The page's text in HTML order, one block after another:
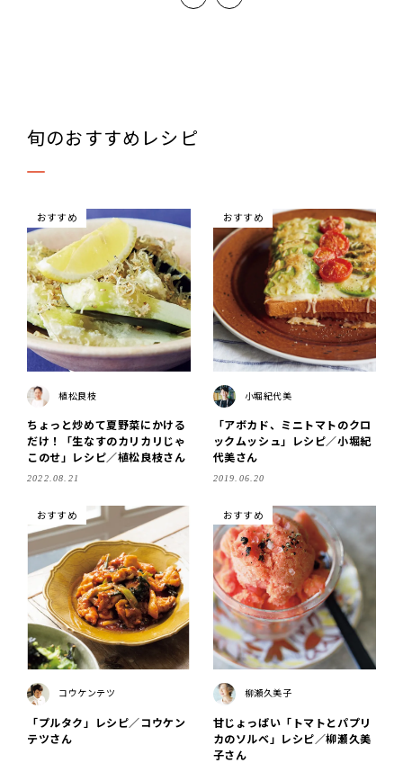
旬のおすすめレシピ
おすすめ
植松良枝
ちょっと炒めて夏野菜にかける
だけ！「生なすのカリカリじゃ
このせ」レシピ／植松良枝さん
2022.08.21
おすすめ
小堀紀代美
「アボカド、ミニトマトのクロ
ックムッシュ」レシピ／小堀紀
代美さん
2019.06.20
おすすめ
コウケンテツ
「プルタク」レシピ／コウケン
テツさん
おすすめ
柳瀬久美子
甘じょっぱい「トマトとパプリ
カのソルベ」レシピ／柳瀬久美
子さん